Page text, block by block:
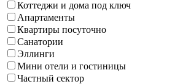
Коттеджи и дома под ключ
Апартаменты
Квартиры посуточно
Санатории
Эллинги
Мини отели и гостиницы
Частный сектор